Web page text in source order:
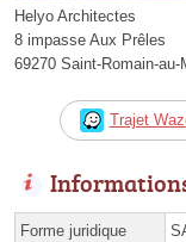
Helyo Architectes
8 impasse Aux Prêles
69270 Saint-Romain-au-
Trajet
Forme juridique